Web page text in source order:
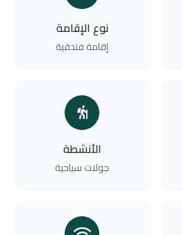
نوع الإقامة
إقامة فندقية
الأنشطة
جولات سياحية